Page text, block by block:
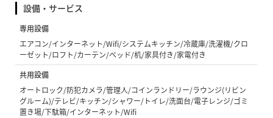
設備・サービス
専用設備
エアコン/インターネット/Wifi/システムキッチン/冷蔵庫/洗濯機/クロ
ーゼット/ロフト/カーテン/ベッド/机/家具付き/家電付き
共用設備
オートロック/防犯カメラ/管理人/コインランドリー/ラウンジ(リビン
グルーム)/テレビ/キッチン/シャワー/トイレ/洗面台/電子レンジ/ゴミ
置き場/下駄箱/インターネット/Wifi